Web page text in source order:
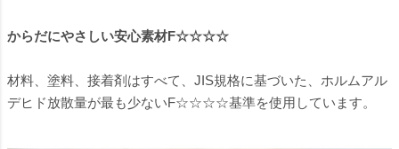
からだにやさしい安心素材F☆☆☆☆
材料、塗料、接着剤はすべて、JIS規格に基づいた、ホルムアル
デヒド放散量が最も少ないF☆☆☆☆基準を使用しています。